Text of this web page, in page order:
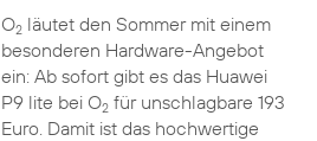
O2läutet den Sommer mit einem
besonderen Hardware-Angebot
ein: Ab sofort gibt es das Huawei
P9 lite bei O2für unschlagbare 193
Euro. Damit ist das hochwertige